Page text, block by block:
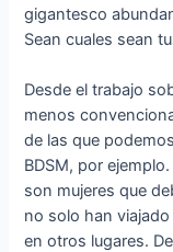
gigantesco
Sean cuales sean
Desde el trabajo
menos
de las que
BDSM, por
son mujeres que
no solo han
en otros lugares.